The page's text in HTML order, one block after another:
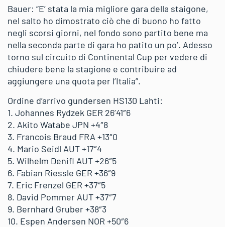
Bauer: “E’ stata la mia migliore gara della staigone,
nel salto ho dimostrato ciò che di buono ho fatto
negli scorsi giorni, nel fondo sono partito bene ma
nella seconda parte di gara ho patito un po’. Adesso
torno sul circuito di Continental Cup per vedere di
chiudere bene la stagione e contribuire ad
aggiungere una quota per l’Italia”.
Ordine d’arrivo gundersen HS130 Lahti:
1. Johannes Rydzek GER 26’41″6
2. Akito Watabe JPN +4″8
3. Francois Braud FRA +13″0
4. Mario Seidl AUT +17″4
5. Wilhelm Denifl AUT +26″5
6. Fabian Riessle GER +36″9
7. Eric Frenzel GER +37″5
8. David Pommer AUT +37″7
9. Bernhard Gruber +38″3
10. Espen Andersen NOR +50″6